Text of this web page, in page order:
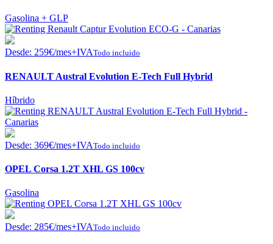
Gasolina + GLP
Desde: 259€/mes+IVATodo incluido
RENAULT Austral Evolution E-Tech Full Hybrid
Híbrido
Desde: 369€/mes+IVATodo incluido
OPEL Corsa 1.2T XHL GS 100cv
Gasolina
Desde: 285€/mes+IVATodo incluido